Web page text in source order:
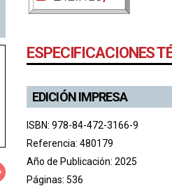
Compartir
ESPECIFICACIONES
EDICIÓN IMPRESA
ISBN: 978-84-472-3166-9
Referencia: 480179
Año de Publicación: 2025
Páginas: 536